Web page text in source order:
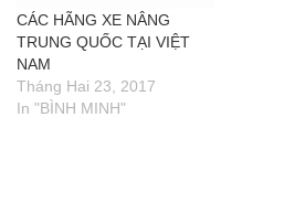
CÁC HÃNG XE NÂNG
TRUNG QUỐC TẠI VIỆT
NAM
Tháng Hai 23, 2017
In "BÌNH MINH"